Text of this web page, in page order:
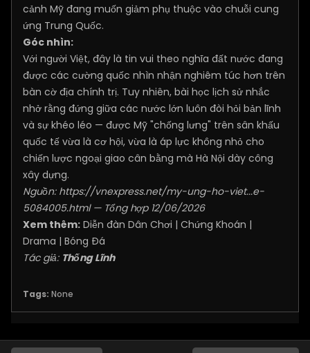
cảnh Mỹ đang muốn giảm phụ thuộc vào chuỗi cung
ứng Trung Quốc.
Góc nhìn:
Với người Việt, đây là tin vui theo nghĩa đất nước đang
được các cường quốc nhìn nhận nghiêm túc hơn trên
bàn cờ địa chính trị. Tuy nhiên, bài học lịch sử nhắc
nhở rằng đứng giữa các nước lớn luôn đòi hỏi bản lĩnh
và sự khéo léo — được Mỹ "chống lưng" trên sân khấu
quốc tế vừa là cơ hội, vừa là áp lực không nhỏ cho
chiến lược ngoại giao cân bằng mà Hà Nội dày công
xây dựng.
Nguồn: https://vnexpress.net/my-ung-ho-viet...e-
5084005.html— Tổng hợp 12/06/2026
Xem thêm: Diễn đàn Dân Chơi | Chứng Khoán |
Drama | Bóng Đá
Tác giả: Thống Lĩnh
Tags: None